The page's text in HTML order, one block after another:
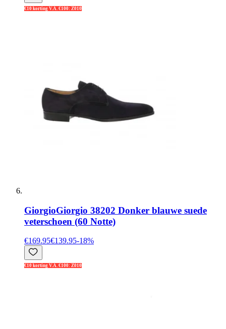
€10 korting V.A. €100: Z010
GiorgioGiorgio 38202 Donker blauwe suede
veterschoen (60 Notte)
€169.95€139.95-18%
€10 korting V.A. €100: Z010